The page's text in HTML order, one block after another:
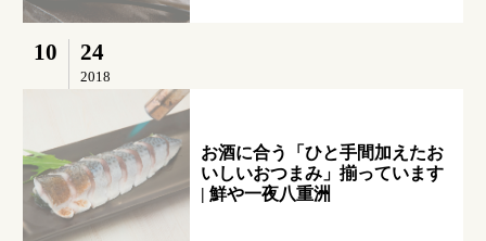
10 24
2018
お酒に合う「ひと手間加えたお
いしいおつまみ」揃っています
| 鮮や一夜八重洲